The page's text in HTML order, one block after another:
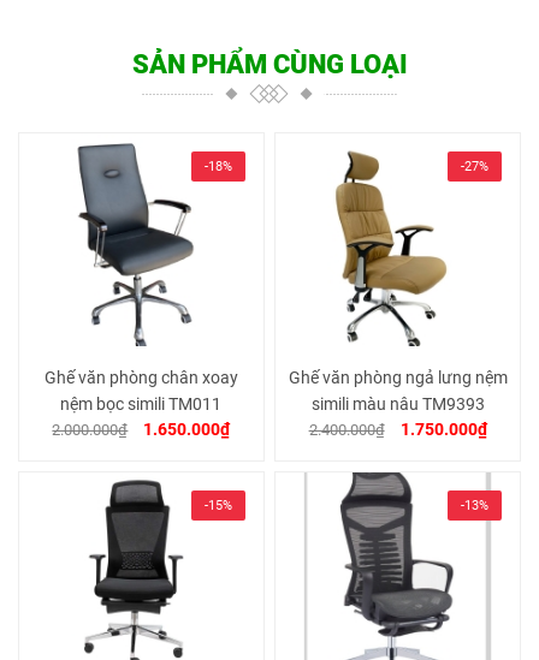
SẢN PHẨM CÙNG LOẠI
Ghế văn phòng chân xoay
nệm bọc simili TM011
2.000.000₫ 1.650.000₫
-18%
Ghế văn phòng ngả lưng nệm
simili màu nâu TM9393
2.400.000₫ 1.750.000₫
-27%
-15% -13%